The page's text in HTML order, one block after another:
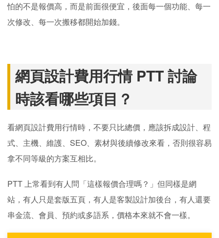
怕的不是報價高，而是前面很便宜，後面每一個功能、每一
次修改、每一次搬移都開始加錢。
網頁設計費用行情 PTT 討論
時該看哪些項目？
看網頁設計費用行情時，不要只比總價，應該拆成設計、程
式、主機、維護、SEO、素材與後續修改來看，否則很容易
拿不同等級的方案互相比。
PTT 上常看到有人問「這樣報價合理嗎？」但同樣是網
站，有人只是套版五頁，有人是客製設計加後台，有人還要
串金流、會員、預約或多語系，價格本來就不會一樣。